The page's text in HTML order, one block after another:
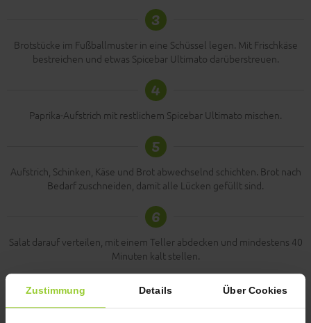
Zustimmung Details Über Cookies
3
Brotstücke im Fußballmuster in eine Schüssel legen. Mit Frischkäse
bestreichen und etwas Spicebar Ultimato darüberstreuen.
4
Paprika-Aufstrich mit restlichem Spicebar Ultimato mischen.
5
Aufstrich, Schinken, Käse und Brot abwechselnd schichten. Brot nach
Bedarf zuschneiden, damit alle Lücken gefüllt sind.
6
Salat darauf verteilen, mit einem Teller abdecken und mindestens 40
Minuten kalt stellen.
7
Schüssel umstürzen, nach Wunsch die herzfafte Fußball-Sandwich-